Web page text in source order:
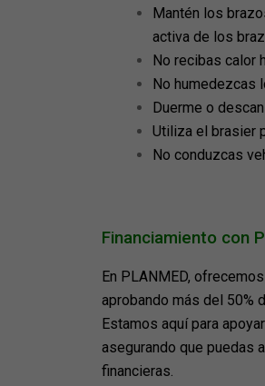
Mantén los
activa de los
No recibas calor
No humedezcas
Duerme o
Utiliza el brasier
No conduzcas
Financiamiento con
En PLANMED,
aprobando más del 50%
Estamos aquí para
asegurando que puedas
financieras.